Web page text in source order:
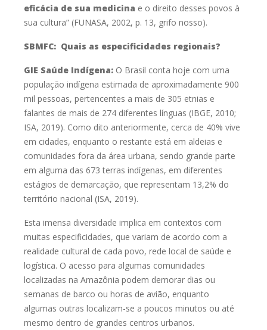
eficácia de sua medicina e o direito desses povos à
sua cultura” (FUNASA, 2002, p. 13, grifo nosso).
SBMFC: Quais as especificidades regionais?
GIE Saúde Indígena: O Brasil conta hoje com uma
população indígena estimada de aproximadamente 900
mil pessoas, pertencentes a mais de 305 etnias e
falantes de mais de 274 diferentes línguas (IBGE, 2010;
ISA, 2019). Como dito anteriormente, cerca de 40% vive
em cidades, enquanto o restante está em aldeias e
comunidades fora da área urbana, sendo grande parte
em alguma das 673 terras indígenas, em diferentes
estágios de demarcação, que representam 13,2% do
território nacional (ISA, 2019).
Esta imensa diversidade implica em contextos com
muitas especificidades, que variam de acordo com a
realidade cultural de cada povo, rede local de saúde e
logística. O acesso para algumas comunidades
localizadas na Amazônia podem demorar dias ou
semanas de barco ou horas de avião, enquanto
algumas outras localizam-se a poucos minutos ou até
mesmo dentro de grandes centros urbanos.